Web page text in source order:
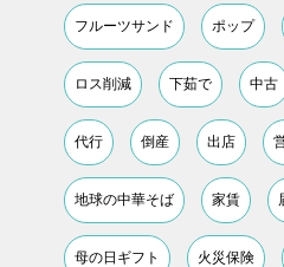
フルーツサンド ポップ
ロス削減 下茹で 中古
代行 倒産 出店
地球の中華そば 家賃
母の日ギフト 火災保険